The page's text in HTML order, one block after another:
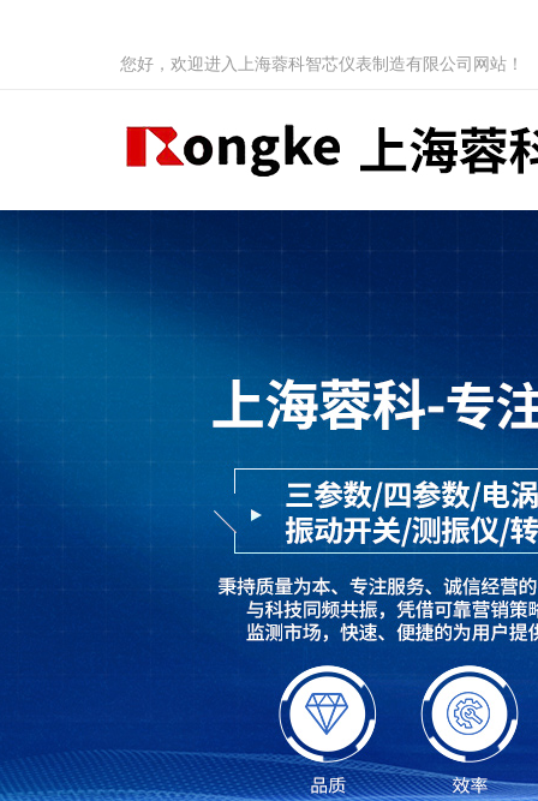
您好，欢迎进入上海蓉科智芯仪表制造有限公司网站！